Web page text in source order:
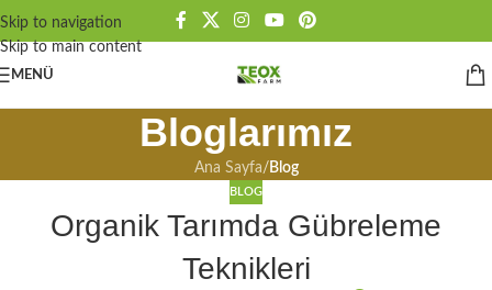
Skip to navigation
Skip to main content
MENÜ
Bloglarımız
Ana Sayfa/ Blog
BLOG
Organik Tarımda Gübreleme
Teknikleri